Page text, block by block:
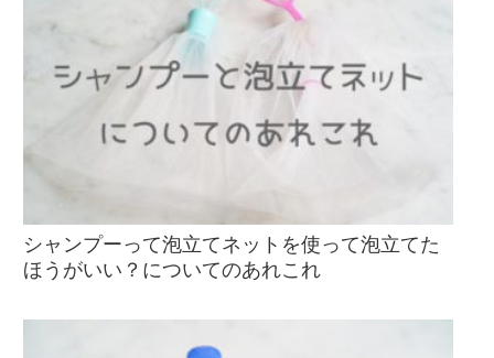
シャンプーって泡立てネットを使って泡立てた
ほうがいい？についてのあれこれ